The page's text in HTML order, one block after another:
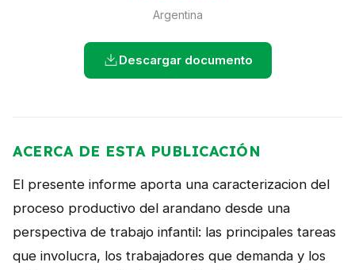
Argentina
Descargar documento
ACERCA DE ESTA PUBLICACIÓN
El presente informe aporta una caracterizacion del
proceso productivo del arandano desde una
perspectiva de trabajo infantil: las principales tareas
que involucra, los trabajadores que demanda y los